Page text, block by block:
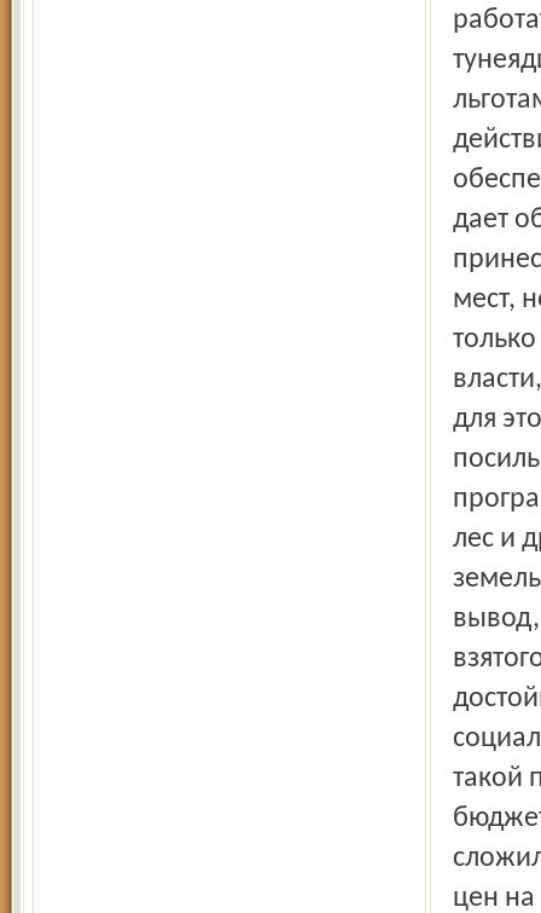
дает
мест,
для
лес и
такой
цен на